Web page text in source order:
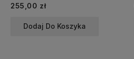
Cena
255,00 zł
Dodaj Do Koszyka